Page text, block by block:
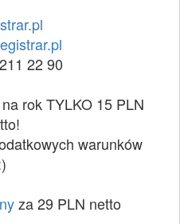
22 90
na rok TYLKO 15 PLN
warunków
za 29 PLN netto